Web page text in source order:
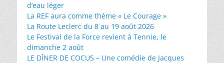
d’eau léger
La REF aura comme thème « Le Courage »
La Route Leclerc du 8 au 19 août 2026
Le Festival de la Force revient à Tennie, le
dimanche 2 août
LE DÎNER DE COCUS – Une comédie de Jacques